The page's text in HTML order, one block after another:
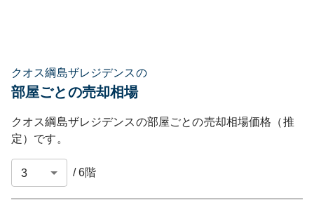
クオス綱島ザレジデンスの
部屋ごとの売却相場
クオス綱島ザレジデンスの部屋ごとの売却相場価格（推
定）です。
/6階